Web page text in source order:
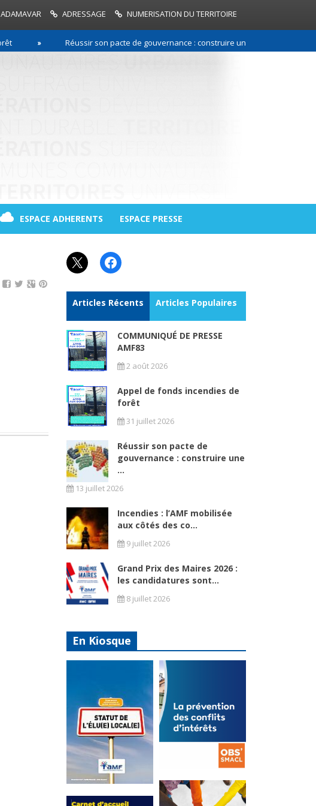
ADAMAVAR ADRESSAGE NUMERISATION DU TERRITOIRE
Réussir son pacte de gouvernance : construire une relation de
ESPACE ADHERENTS ESPACE PRESSE
X Facebook
Articles Récents Articles Populaires
COMMUNIQUÉ DE PRESSE
AMF83
2 août 2026
Appel de fonds incendies de
forêt
31 juillet 2026
Réussir son pacte de
gouvernance : construire une
...
13 juillet 2026
Incendies : l’AMF mobilisée
aux côtés des co...
9 juillet 2026
Grand Prix des Maires 2026 :
les candidatures sont...
8 juillet 2026
En Kiosque
Statut de
La
prévention